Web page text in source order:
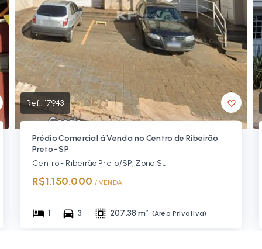
Ref.: 17943
Prédio Comercial á Venda no Centro de Ribeirão
Preto- SP
Centro - Ribeirão Preto/SP, Zona Sul
R$1.150.000 / VENDA
1 3 207,38 m² (Área Privativa)